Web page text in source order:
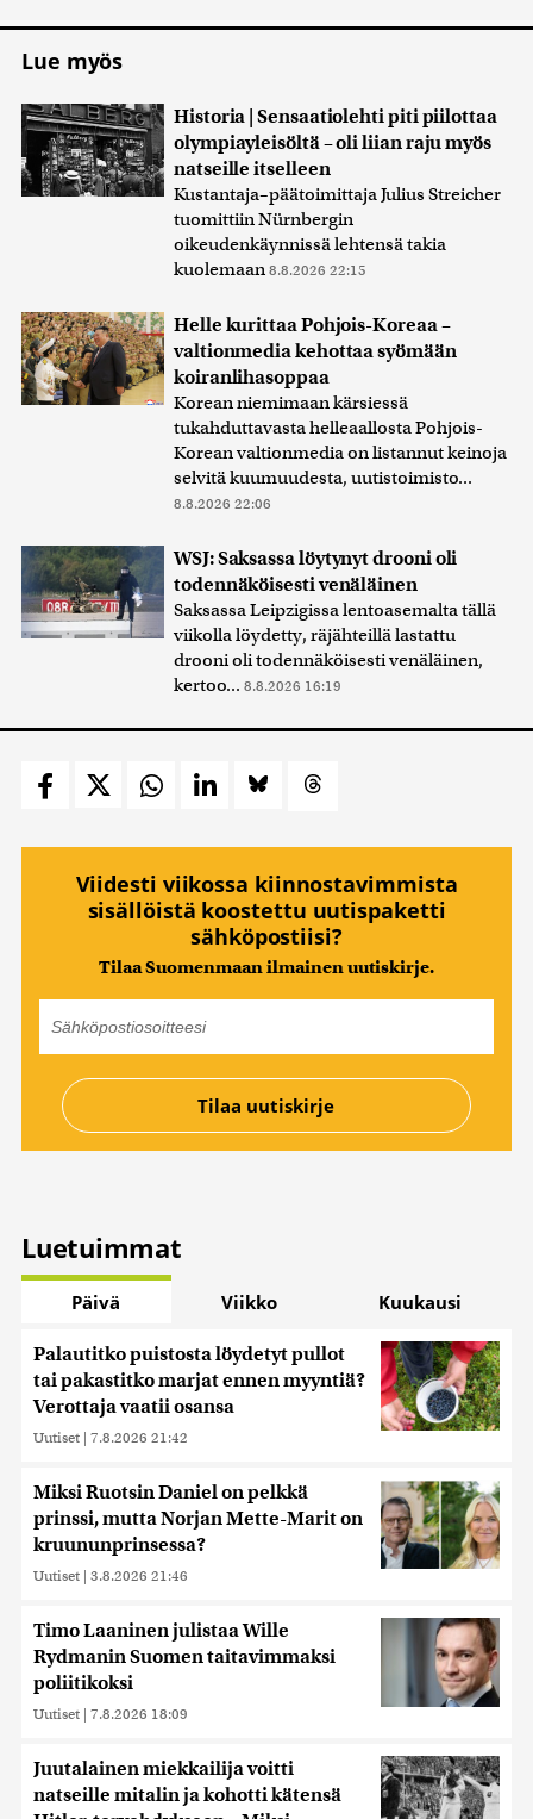
Lue myös
Historia | Sensaatiolehti piti piilottaa
olympiayleisöltä – oli liian raju myös
natseille itselleen
Kustantaja–päätoimittaja Julius Streicher
tuomittiin Nürnbergin
oikeudenkäynnissä lehtensä takia
kuolemaan 8.8.2026 22:15
Helle kurittaa Pohjois-Koreaa –
valtionmedia kehottaa syömään
koiranlihasoppaa
Korean niemimaan kärsiessä
tukahduttavasta helleaallosta Pohjois-
Korean valtionmedia on listannut keinoja
selvitä kuumuudesta, uutistoimisto...
8.8.2026 22:06
WSJ: Saksassa löytynyt drooni oli
todennäköisesti venäläinen
Saksassa Leipzigissa lentoasemalta tällä
viikolla löydetty, räjähteillä lastattu
drooni oli todennäköisesti venäläinen,
kertoo... 8.8.2026 16:19
Viidesti viikossa kiinnostavimmista
sisällöistä koostettu uutispaketti
sähköpostiisi?
Tilaa Suomenmaan ilmainen uutiskirje.
Luetuimmat
Päivä Viikko Kuukausi
Palautitko puistosta löydetyt pullot
tai pakastitko marjat ennen myyntiä?
Verottaja vaatii osansa
Uutiset | 7.8.2026 21:42
Miksi Ruotsin Daniel on pelkkä
prinssi, mutta Norjan Mette-Marit on
kruununprinsessa?
Uutiset | 3.8.2026 21:46
Timo Laaninen julistaa Wille
Rydmanin Suomen taitavimmaksi
poliitikoksi
Uutiset | 7.8.2026 18:09
Juutalainen miekkailija voitti
natseille mitalin ja kohotti kätensä